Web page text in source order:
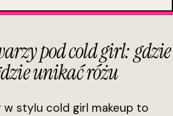
pod cold girl: gdzie
unikać różu
w stylu cold girl makeup to